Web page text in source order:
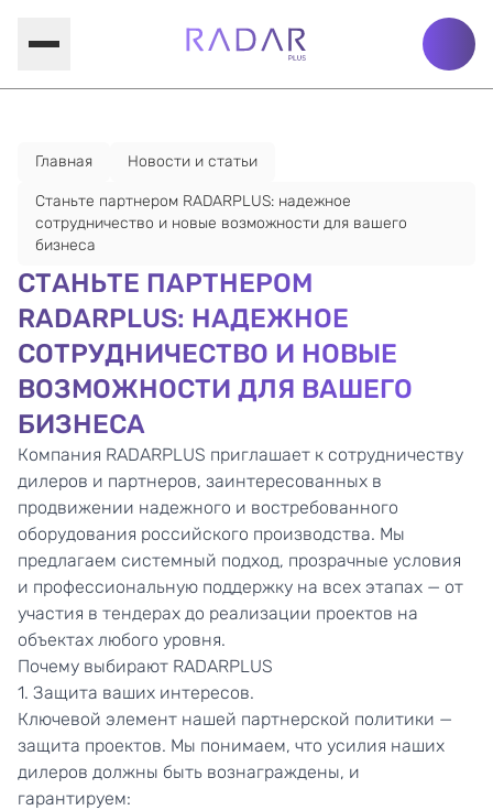
Главная Новости и статьи
Станьте партнером RADARPLUS: надежное
сотрудничество и новые возможности для вашего
бизнеса
СТАНЬТЕ ПАРТНЕРОМ
RADARPLUS: НАДЕЖНОЕ
СОТРУДНИЧЕСТВО И НОВЫЕ
ВОЗМОЖНОСТИ ДЛЯ ВАШЕГО
БИЗНЕСА
Компания RADARPLUS приглашает к сотрудничеству
дилеров и партнеров, заинтересованных в
продвижении надежного и востребованного
оборудования российского производства. Мы
предлагаем системный подход, прозрачные условия
и профессиональную поддержку на всех этапах — от
участия в тендерах до реализации проектов на
объектах любого уровня.
Почему выбирают RADARPLUS
1. Защита ваших интересов.
Ключевой элемент нашей партнерской политики —
защита проектов. Мы понимаем, что усилия наших
дилеров должны быть вознаграждены, и
гарантируем: